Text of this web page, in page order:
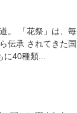
。 「花祭」は、毎
伝承 されてきた国
40種類...